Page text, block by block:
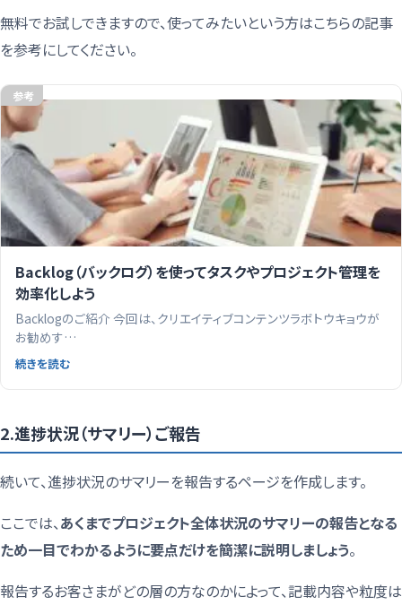
無料でお試しできますので、使ってみたいという方はこちらの記事
を参考にしてください。
参考
Backlog（バックログ）を使ってタスクやプロジェクト管理を
効率化しよう
Backlogのご紹介 今回は、クリエイティブコンテンツラボトウキョウが
お勧めす…
続きを読む
2.進捗状況（サマリー）ご報告
続いて、進捗状況のサマリーを報告するページを作成します。
ここでは、あくまでプロジェクト全体状況のサマリーの報告となる
ため一目でわかるように要点だけを簡潔に説明しましょう。
報告するお客さまがどの層の方なのかによって、記載内容や粒度は